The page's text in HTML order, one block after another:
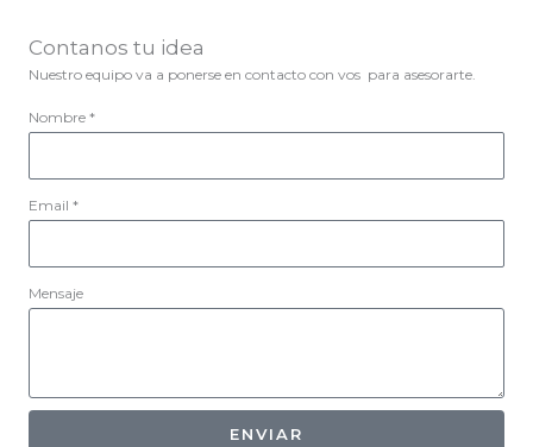
Contanos tu idea
Nuestro equipo va a ponerse en contacto con vos para asesorarte.
Nombre *
Email *
Mensaje
ENVIAR